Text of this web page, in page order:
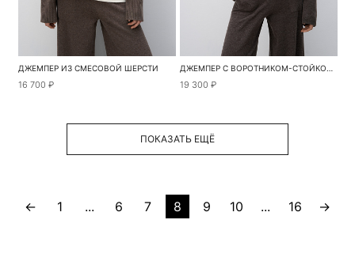
ДЖЕМПЕР ИЗ СМЕСОВОЙ ШЕРСТИ
16 700 ₽
ДЖЕМПЕР С ВОРОТНИКОМ-СТОЙКОЙ НА МОЛНИИ
19 300 ₽
ПОКАЗАТЬ ЕЩЁ
← 1 ... 6 7 8 9 10 ... 16 →